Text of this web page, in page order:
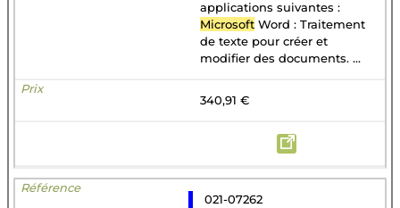
applications suivantes :
Microsoft Word : Traitement
de texte pour créer et
modifier des documents. ...
340,91 €
021-07262